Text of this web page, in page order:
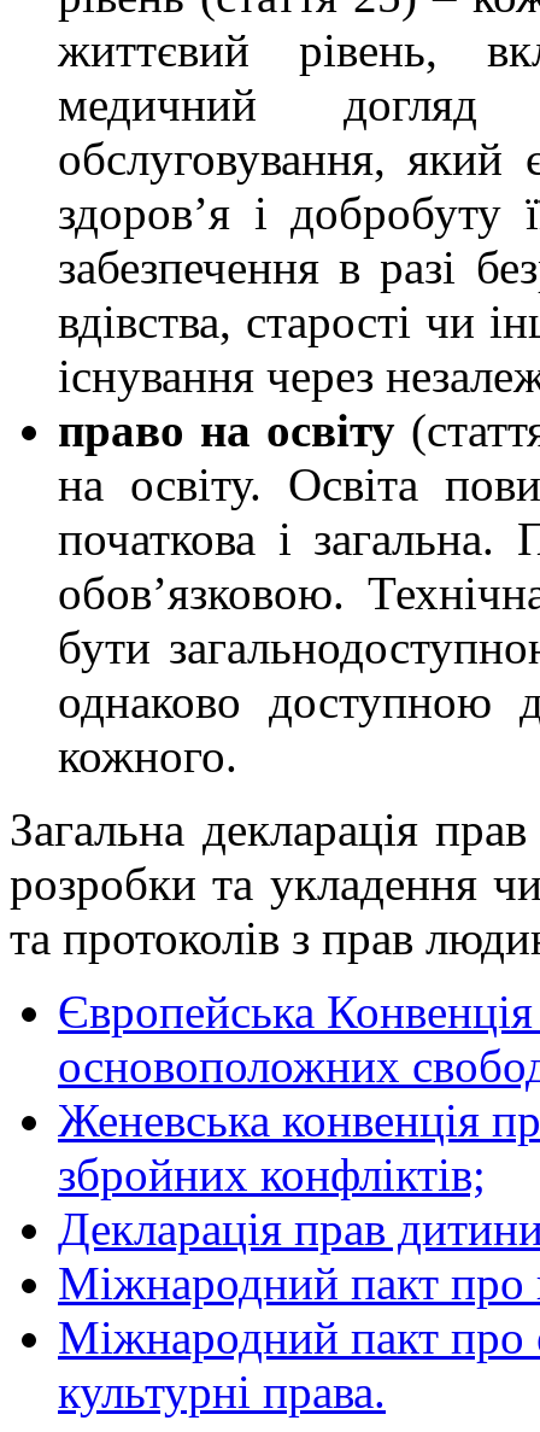
життєвий рівень,
медичний догляд
обслуговування, який
здоров’я і добробуту
забезпечення в разі
вдівства, старості чи
існування через
право на освіту
на освіту. Освіта
початкова і загальна.
обов’язковою.
бути
однаково доступною
кожного.
Загальна декларація
розробки та укладення
та протоколів з прав
Європейська
основоположних
Женевська конвенція
збройних конфліктів;
Декларація прав
Міжнародний пакт про
Міжнародний пакт про
культурні права.